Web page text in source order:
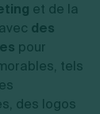
et de la
des
pour
tels
des logos